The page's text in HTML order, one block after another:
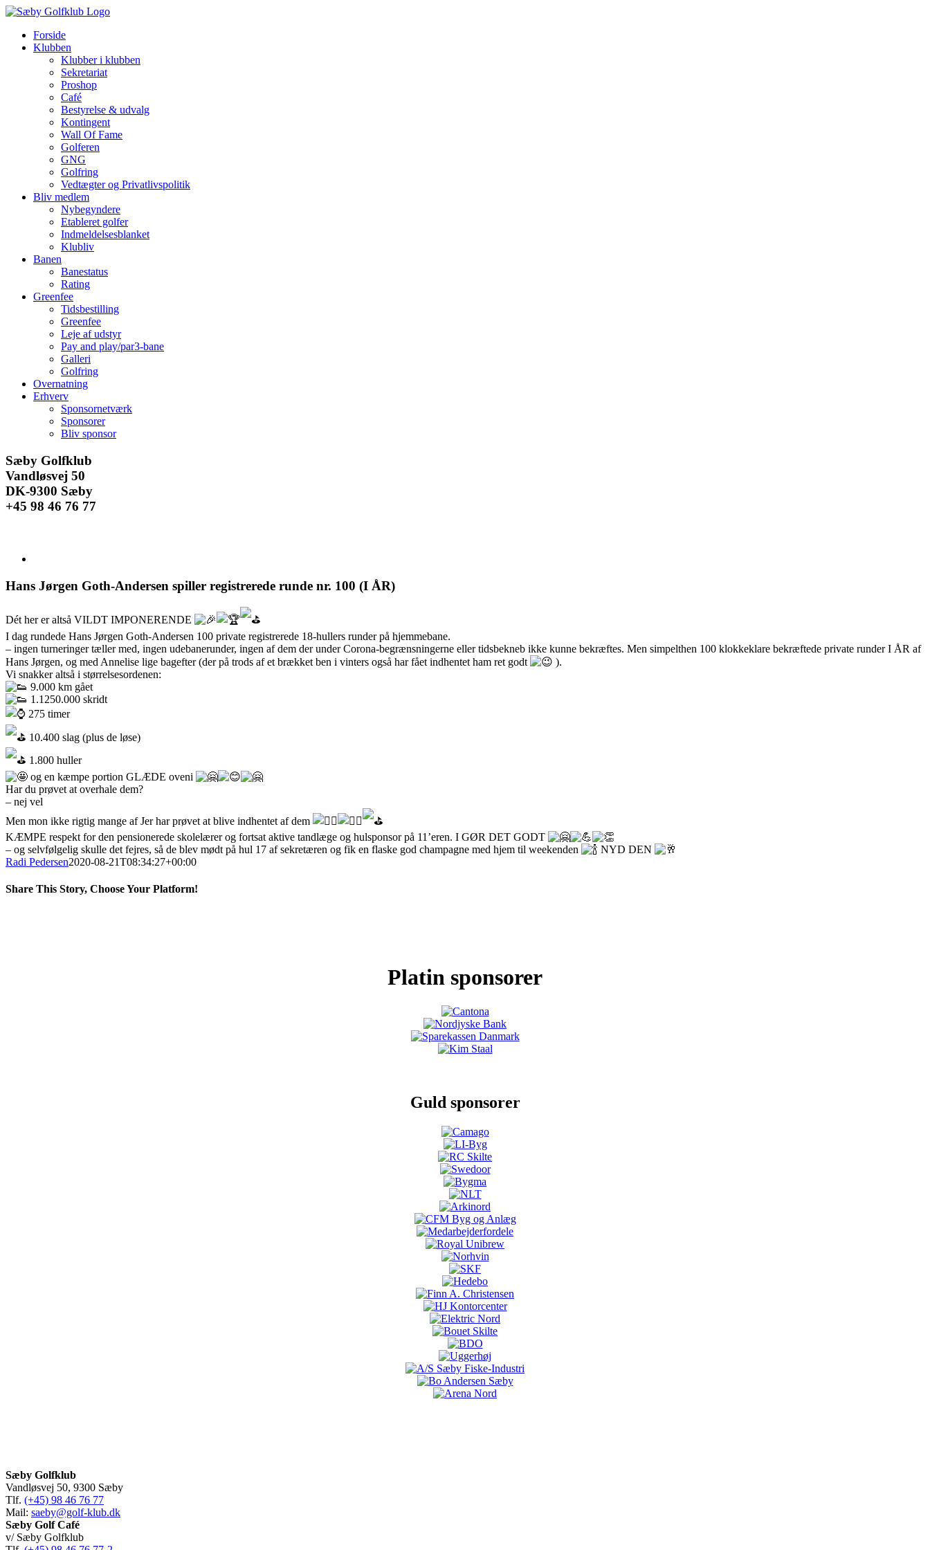
Skip
contentForside
Klubben
Klubber i klubben
Sekretariat
Proshop
Café
Bestyrelse & udvalg
Kontingent
Wall Of Fame
Golferen
GNG
Golfring
Vedtægter og Privatlivspolitik
Bliv medlem
Nybegyndere
Etableret golfer
Indmeldelsesblanket
Klubliv
Banen
Banestatus
Rating
Greenfee
Tidsbestilling
Greenfee
Leje af udstyr
Pay and play/par3-bane
Galleri
Golfring
Overnatning
Erhverv
Sponsornetværk
Sponsorer
Bliv sponsor
Facebook
Instagram
E-
mail
Sæby Golfklub
Vandløsvej 50
DK-9300 Sæby
+45 98 46 76 77
billede
Hans Jørgen Goth-Andersen spiller registrerede runde nr. 100 (I ÅR)
Dét her er altså VILDT IMPONERENDE
I dag rundede Hans Jørgen Goth-Andersen 100 private registrerede 18-hullers runder på hjemmebane.
– ingen turneringer tæller med, ingen udebanerunder, ingen af dem der under Corona-begrænsningerne eller tidsbekneb ikke kunne bekræftes. Men simpelthen 100 klokkeklare bekræftede private runder I ÅR af
Hans Jørgen, og med Annelise lige bagefter (der på trods af et brækket ben i vinters også har fået indhentet ham ret godt
).
Vi snakker altså i størrelsesordenen:
9.000 km gået
1.1250.000 skridt
275 timer
10.400 slag (plus de løse)
1.800 huller
og en kæmpe portion GLÆDE oveni
Har du prøvet at overhale dem?
– nej vel
Men mon ikke rigtig mange af Jer har prøvet at blive indhentet af dem
KÆMPE respekt for den pensionerede skolelærer og fortsat aktive tandlæge og hulsponsor på 11’eren. I GØR DET GODT
– og selvfølgelig skulle det fejres, så de blev mødt på hul 17 af sekretæren og fik en flaske god champagne med hjem til weekenden
NYD DEN
Radi Pedersen2020-08-21T08:34:27+00:00
Share This Story, Choose Your Platform!
Platin sponsorer
Guld sponsorer
Sæby Golfklub
Vandløsvej 50, 9300 Sæby
Tlf. (+45) 98 46 76 77
Mail: saeby@golf-klub.dk
Sæby Golf Café
v/ Sæby Golfklub